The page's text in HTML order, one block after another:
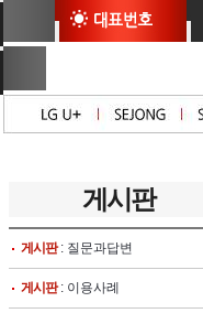
게시판
게시판: 질문과답변
게시판: 이용사례